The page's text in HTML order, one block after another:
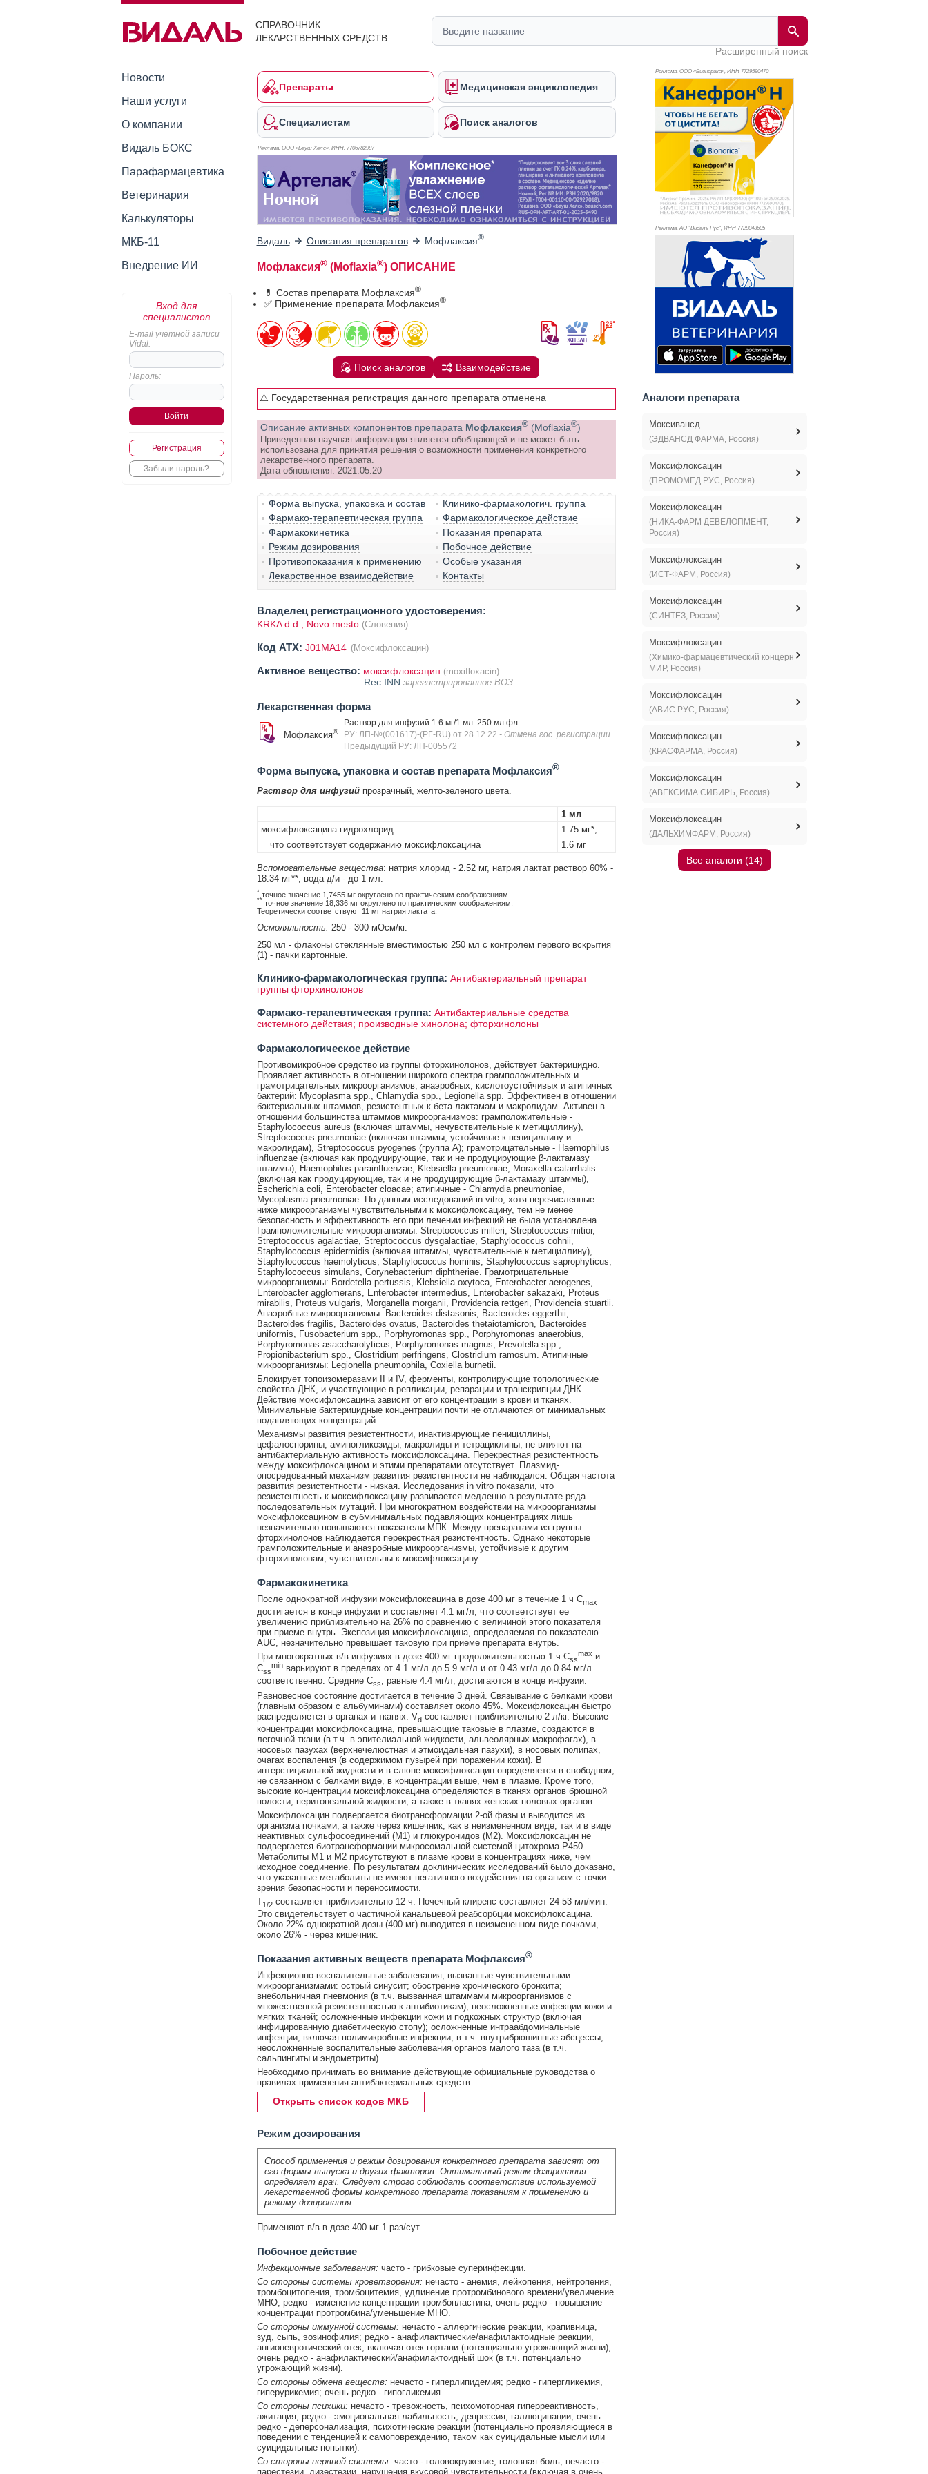
СПРАВОЧНИК
ЛЕКАРСТВЕННЫХ СРЕДСТВ
Расширенный поиск
Новости
Наши услуги
О компании
Видаль БОКС
Парафармацевтика
Ветеринария
Калькуляторы
МКБ-11
Внедрение ИИ
Вход для
специалистов
E-mail учетной записи
Vidal:
Пароль:
Регистрация
Забыли пароль?
Препараты Медицинская энциклопедия
Специалистам Поиск аналогов
Реклама. ООО «Бауш Хелс», ИНН: 7706782987
Видаль Описания препаратов Мофлаксия®
Мофлаксия®(Moflaxia®) ОПИСАНИЕ
💊 Состав препарата Мофлаксия®
✅ Применение препарата Мофлаксия®
Поиск аналогов Взаимодействие
⚠️ Государственная регистрация данного препарата отменена
Описание активных компонентов препарата Мофлаксия® (Moflaxia®)
Приведенная научная информация является обобщающей и не может быть
использована для принятия решения о возможности применения конкретного
лекарственного препарата.
Дата обновления: 2021.05.20
Форма выпуска, упаковка и состав
Клинико-фармакологич. группа
Фармако-терапевтическая группа
Фармакологическое действие
Фармакокинетика
Показания препарата
Режим дозирования
Побочное действие
Противопоказания к применению
Особые указания
Лекарственное взаимодействие
Контакты
Владелец регистрационного удостоверения:
KRKA d.d., Novo mesto (Словения)
Код ATX: J01MA14 (Моксифлоксацин)
Активное вещество: моксифлоксацин (moxifloxacin)
Rec.INN зарегистрированное ВОЗ
Лекарственная форма
Мофлаксия®
Раствор для инфузий 1.6 мг/1 мл: 250 мл фл.
РУ: ЛП-№(001617)-(РГ-RU) от 28.12.22 - Отмена гос. регистрации
Предыдущий РУ: ЛП-005572
Форма выпуска, упаковка и состав препарата Мофлаксия®
Раствор для инфузийпрозрачный, желто-зеленого цвета.
1 мл
моксифлоксацина гидрохлорид
1.75 мг*,
что соответствует содержанию моксифлоксацина
1.6 мг
Вспомогательные вещества: натрия хлорид - 2.52 мг, натрия лактат раствор 60% -
18.34 мг**, вода д/и - до 1 мл.
* точное значение 1,7455 мг округлено по практическим соображениям.
** точное значение 18,336 мг округлено по практическим соображениям.
Теоретически соответствуют 11 мг натрия лактата.
Осмоляльность: 250 - 300 мОсм/кг.
250 мл - флаконы стеклянные вместимостью 250 мл с контролем первого вскрытия
(1) - пачки картонные.
Клинико-фармакологическая группа: Антибактериальный препарат
группы фторхинолонов
Фармако-терапевтическая группа: Антибактериальные средства
системного действия; производные хинолона; фторхинолоны
Фармакологическое действие
Противомикробное средство из группы фторхинолонов, действует бактерицидно.
Проявляет активность в отношении широкого спектра грамположительных и
грамотрицательных микроорганизмов, анаэробных, кислотоустойчивых и атипичных
бактерий: Mycoplasma spp., Chlamydia spp., Legionella spp. Эффективен в отношении
бактериальных штаммов, резистентных к бета-лактамам и макролидам. Активен в
отношении большинства штаммов микроорганизмов: грамположительные -
Staphylococcus aureus (включая штаммы, нечувствительные к метициллину),
Streptococcus pneumoniae (включая штаммы, устойчивые к пенициллину и
макролидам), Streptococcus pyogenes (группа А); грамотрицательные - Haemophilus
influenzae (включая как продуцирующие, так и не продуцирующие β-лактамазу
штаммы), Haemophilus parainfluenzae, Klebsiella pneumoniae, Moraxella catarrhalis
(включая как продуцирующие, так и не продуцирующие β-лактамазу штаммы),
Escherichia coli, Enterobacter cloacae; атипичные - Chlamydia pneumoniae,
Mycoplasma pneumoniae. По данным исследований in vitro, хотя перечисленные
ниже микроорганизмы чувствительными к моксифлоксацину, тем не менее
безопасность и эффективность его при лечении инфекций не была установлена.
Грамположительные микроорганизмы: Streptococcus milleri, Streptococcus mitior,
Streptococcus agalactiae, Streptococcus dysgalactiae, Staphylococcus cohnii,
Staphylococcus epidermidis (включая штаммы, чувствительные к метициллину),
Staphylococcus haemolyticus, Staphylococcus hominis, Staphylococcus saprophyticus,
Staphylococcus simulans, Corynebacterium diphtheriae. Грамотрицательные
микроорганизмы: Bordetella pertussis, Klebsiella oxytoca, Enterobacter aerogenes,
Enterobacter agglomerans, Enterobacter intermedius, Enterobacter sakazaki, Proteus
mirabilis, Proteus vulgaris, Morganella morganii, Providencia rettgeri, Providencia stuartii.
Анаэробные микроорганизмы: Bacteroides distasonis, Bacteroides eggerthii,
Bacteroides fragilis, Bacteroides ovatus, Bacteroides thetaiotamicron, Bacteroides
uniformis, Fusobacterium spp., Porphyromonas spp., Porphyromonas anaerobius,
Porphyromonas asaccharolyticus, Porphyromonas magnus, Prevotella spp.,
Propionibacterium spp., Clostridium perfringens, Clostridium ramosum. Атипичные
микроорганизмы: Legionella pneumophila, Coxiella burnetii.
Блокирует топоизомеразами II и IV, ферменты, контролирующие топологические
свойства ДНК, и участвующие в репликации, репарации и транскрипции ДНК.
Действие моксифлоксацина зависит от его концентрации в крови и тканях.
Минимальные бактерицидные концентрации почти не отличаются от минимальных
подавляющих концентраций.
Механизмы развития резистентности, инактивирующие пенициллины,
цефалоспорины, аминогликозиды, макролиды и тетрациклины, не влияют на
антибактериальную активность моксифлоксацина. Перекрестная резистентность
между моксифлоксацином и этими препаратами отсутствует. Плазмид-
опосредованный механизм развития резистентности не наблюдался. Общая частота
развития резистентности - низкая. Исследования in vitro показали, что
резистентность к моксифлоксацину развивается медленно в результате ряда
последовательных мутаций. При многократном воздействии на микроорганизмы
моксифлоксацином в субминимальных подавляющих концентрациях лишь
незначительно повышаются показатели МПК. Между препаратами из группы
фторхинолонов наблюдается перекрестная резистентность. Однако некоторые
грамположительные и анаэробные микроорганизмы, устойчивые к другим
фторхинолонам, чувствительны к моксифлоксацину.
Фармакокинетика
После однократной инфузии моксифлоксацина в дозе 400 мг в течение 1 ч Cmax
достигается в конце инфузии и составляет 4.1 мг/л, что соответствует ее
увеличению приблизительно на 26% по сравнению с величиной этого показателя
при приеме внутрь. Экспозиция моксифлоксацина, определяемая по показателю
AUC, незначительно превышает таковую при приеме препарата внутрь.
При многократных в/в инфузиях в дозе 400 мг продолжительностью 1 ч Css
max и
Css
minварьируют в пределах от 4.1 мг/л до 5.9 мг/л и от 0.43 мг/л до 0.84 мг/л
соответственно. Средние Css
, равные 4.4 мг/л, достигаются в конце инфузии.
Равновесное состояние достигается в течение 3 дней. Связывание с белками крови
(главным образом с альбуминами) составляет около 45%. Моксифлоксацин быстро
распределяется в органах и тканях. Vdсоставляет приблизительно 2 л/кг. Высокие
концентрации моксифлоксацина, превышающие таковые в плазме, создаются в
легочной ткани (в т.ч. в эпителиальной жидкости, альвеолярных макрофагах), в
носовых пазухах (верхнечелюстная и этмоидальная пазухи), в носовых полипах,
очагах воспаления (в содержимом пузырей при поражении кожи). В
интерстициальной жидкости и в слюне моксифлоксацин определяется в свободном,
не связанном с белками виде, в концентрации выше, чем в плазме. Кроме того,
высокие концентрации моксифлоксацина определяются в тканях органов брюшной
полости, перитонеальной жидкости, а также в тканях женских половых органов.
Моксифлоксацин подвергается биотрансформации 2-ой фазы и выводится из
организма почками, а также через кишечник, как в неизмененном виде, так и в виде
неактивных сульфосоединений (M1) и глюкуронидов (М2). Моксифлоксацин не
подвергается биотрансформации микросомальной системой цитохрома Р450.
Метаболиты M1 и М2 присутствуют в плазме крови в концентрациях ниже, чем
исходное соединение. По результатам доклинических исследований было доказано,
что указанные метаболиты не имеют негативного воздействия на организм с точки
зрения безопасности и переносимости.
T1/2составляет приблизительно 12 ч. Почечный клиренс составляет 24-53 мл/мин.
Это свидетельствует о частичной канальцевой реабсорбции моксифлоксацина.
Около 22% однократной дозы (400 мг) выводится в неизмененном виде почками,
около 26% - через кишечник.
Показания активных веществ препарата Мофлаксия®
Инфекционно-воспалительные заболевания, вызванные чувствительными
микроорганизмами: острый синусит; обострение хронического бронхита;
внебольничная пневмония (в т.ч. вызванная штаммами микроорганизмов с
множественной резистентностью к антибиотикам); неосложненные инфекции кожи и
мягких тканей; осложненные инфекции кожи и подкожных структур (включая
инфицированную диабетическую стопу); осложненные интраабдоминальные
инфекции, включая полимикробные инфекции, в т.ч. внутрибрюшинные абсцессы;
неосложненные воспалительные заболевания органов малого таза (в т.ч.
сальпингиты и эндометриты).
Необходимо принимать во внимание действующие официальные руководства о
правилах применения антибактериальных средств.
Открыть список кодов МКБ
Режим дозирования
Способ применения и режим дозирования конкретного препарата зависят от
его формы выпуска и других факторов. Оптимальный режим дозирования
определяет врач. Следует строго соблюдать соответствие используемой
лекарственной формы конкретного препарата показаниям к применению и
режиму дозирования.
Применяют в/в в дозе 400 мг 1 раз/сут.
Побочное действие
Инфекционные заболевания: часто - грибковые суперинфекции.
Со стороны системы кроветворения: нечасто - анемия, лейкопения, нейтропения,
тромбоцитопения, тромбоцитемия, удлинение протромбинового времени/увеличение
МНО; редко - изменение концентрации тромбопластина; очень редко - повышение
концентрации протромбина/уменьшение МНО.
Со стороны иммунной системы: нечасто - аллергические реакции, крапивница,
зуд, сыпь, эозинофилия; редко - анафилактические/анафилактоидные реакции,
ангионевротический отек, включая отек гортани (потенциально угрожающий жизни);
очень редко - анафилактический/анафилактоидный шок (в т.ч. потенциально
угрожающий жизни).
Со стороны обмена веществ: нечасто - гиперлипидемия; редко - гипергликемия,
гиперурикемия; очень редко - гипогликемия.
Со стороны психики: нечасто - тревожность, психомоторная гиперреактивность,
ажитация; редко - эмоциональная лабильность, депрессия, галлюцинации; очень
редко - деперсонализация, психотические реакции (потенциально проявляющиеся в
поведении с тенденцией к самоповреждению, таком как суицидальные мысли или
суицидальные попытки).
Со стороны нервной системы: часто - головокружение, головная боль; нечасто -
парестезии, дизестезии, нарушения вкусовой чувствительности (включая в очень
Реклама. ООО «Бионорика», ИНН 7729590470
Реклама. АО "Видаль Рус", ИНН 7728043605
Аналоги препарата
Моксивансд
(ЭДВАНСД ФАРМА, Россия)
Моксифлоксацин
(ПРОМОМЕД РУС, Россия)
Моксифлоксацин
(НИКА-ФАРМ ДЕВЕЛОПМЕНТ,
Россия)
Моксифлоксацин
(ИСТ-ФАРМ, Россия)
Моксифлоксацин
(СИНТЕЗ, Россия)
Моксифлоксацин
(Химико-фармацевтический концерн
МИР, Россия)
Моксифлоксацин
(АВИС РУС, Россия)
Моксифлоксацин
(КРАСФАРМА, Россия)
Моксифлоксацин
(АВЕКСИМА СИБИРЬ, Россия)
Моксифлоксацин
(ДАЛЬХИМФАРМ, Россия)
Все аналоги (14)